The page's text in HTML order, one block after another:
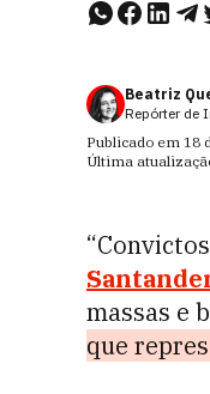
Beatriz
Repórter de
Publicado em 18
Última
massas e
que